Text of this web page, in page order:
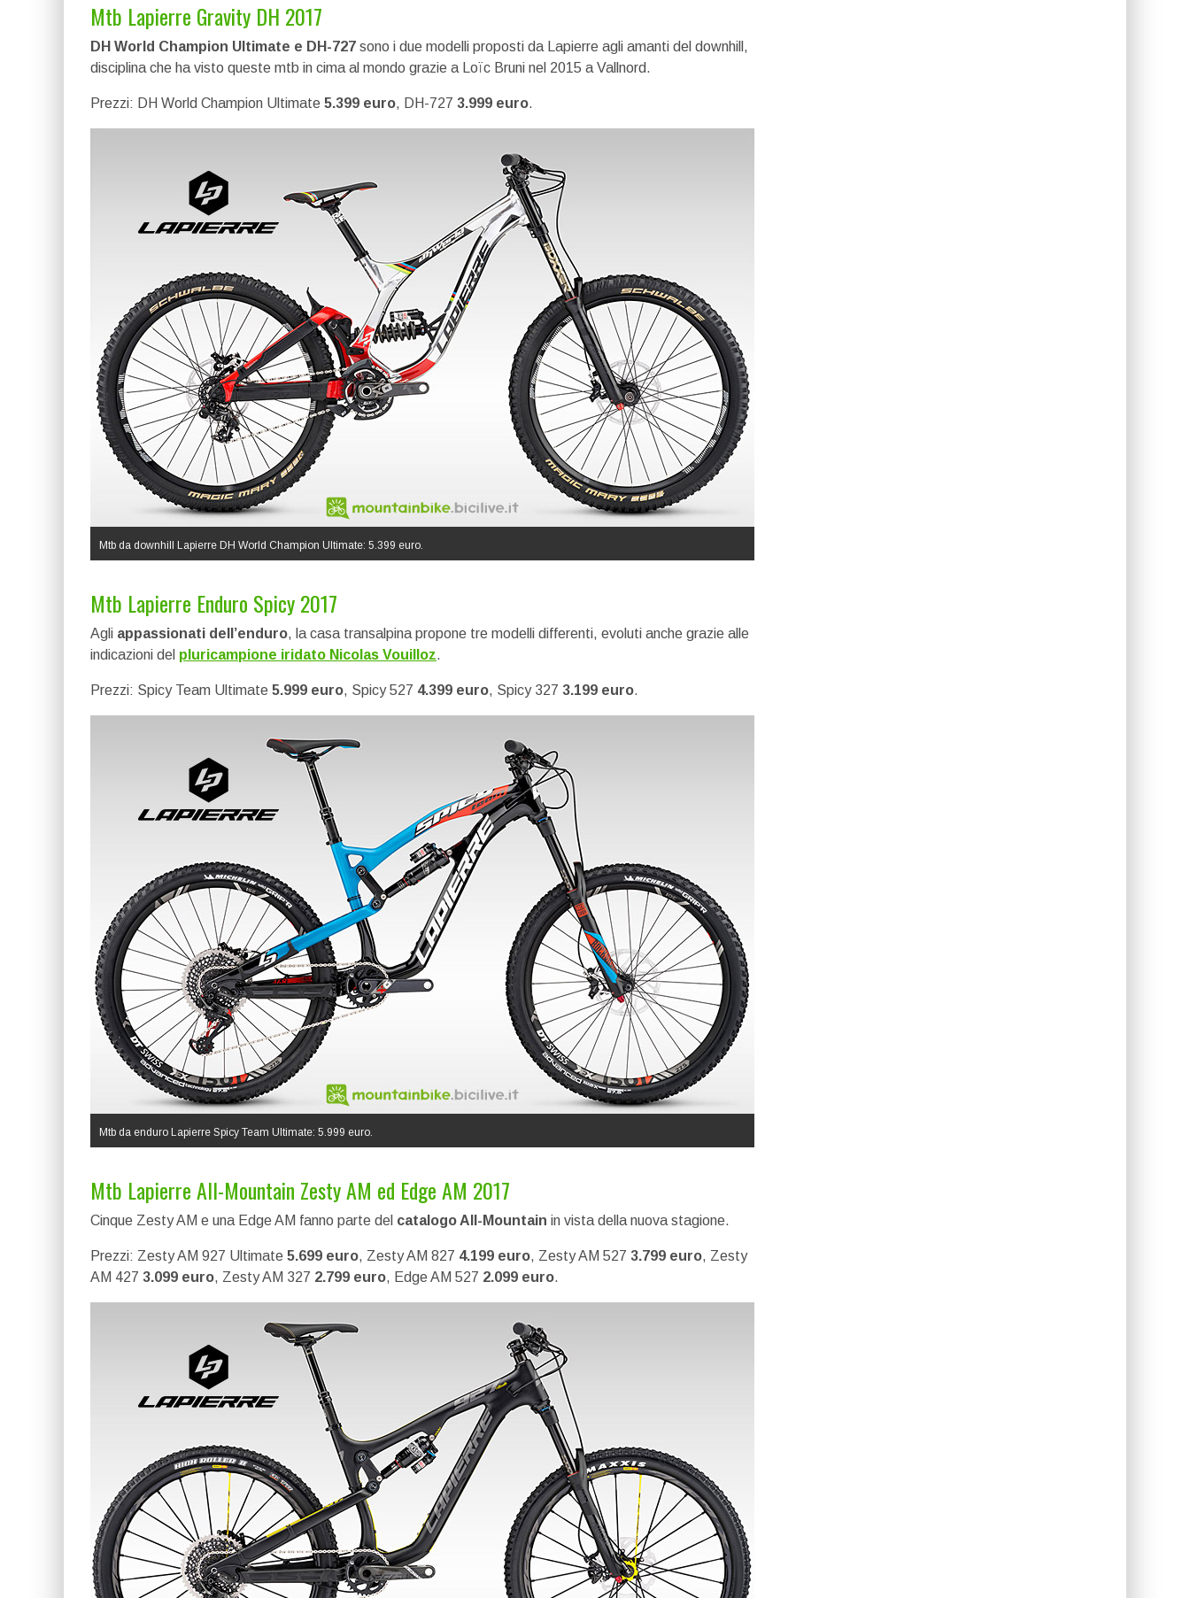
Mtb Lapierre Gravity DH 2017
DH World Champion Ultimate e DH-727 sono i due modelli proposti da Lapierre agli amanti del downhill,
disciplina che ha visto queste mtb in cima al mondo grazie a Loïc Bruni nel 2015 a Vallnord.
Prezzi: DH World Champion Ultimate 5.399 euro, DH-727 3.999 euro.
Mtb da downhill Lapierre DH World Champion Ultimate: 5.399 euro.
Mtb Lapierre Enduro Spicy 2017
Agli appassionati dell’enduro, la casa transalpina propone tre modelli differenti, evoluti anche grazie alle
indicazioni del pluricampione iridato Nicolas Vouilloz.
Prezzi: Spicy Team Ultimate 5.999 euro, Spicy 527 4.399 euro, Spicy 327 3.199 euro.
Mtb da enduro Lapierre Spicy Team Ultimate: 5.999 euro.
Mtb Lapierre All-Mountain Zesty AM ed Edge AM 2017
Cinque Zesty AM e una Edge AM fanno parte del catalogo All-Mountain in vista della nuova stagione.
Prezzi: Zesty AM 927 Ultimate 5.699 euro, Zesty AM 827 4.199 euro, Zesty AM 527 3.799 euro, Zesty
AM 427 3.099 euro, Zesty AM 327 2.799 euro, Edge AM 527 2.099 euro.